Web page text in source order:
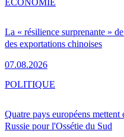
La « résilience surprenante »
des exportations chinoises
07.08.2026
Quatre pays européens
Russie pour l'Ossétie du Sud
POLITIQUE